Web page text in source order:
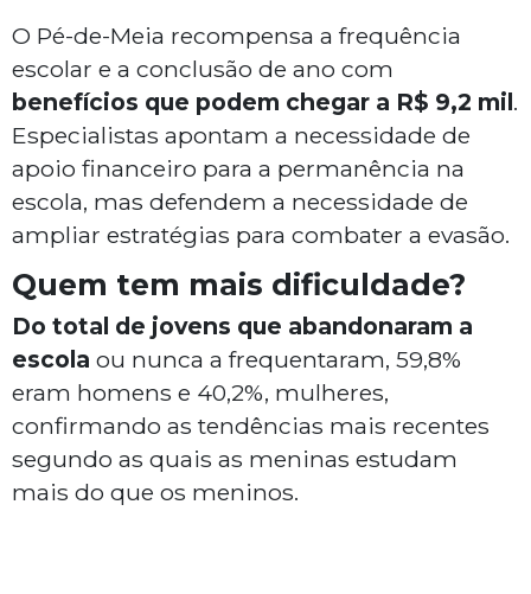
O Pé-de-Meia recompensa a frequência
escolar e a conclusão de ano com
benefícios que podem chegar a R$ 9,2 mil.
Especialistas apontam a necessidade de
apoio financeiro para a permanência na
escola, mas defendem a necessidade de
ampliar estratégias para combater a evasão.
Quem tem mais dificuldade?
Do total de jovens que abandonaram a
escola ou nunca a frequentaram, 59,8%
eram homens e 40,2%, mulheres,
confirmando as tendências mais recentes
segundo as quais as meninas estudam
mais do que os meninos.